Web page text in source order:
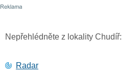
Nepřehlédněte z lokality Chudíř:
Radar